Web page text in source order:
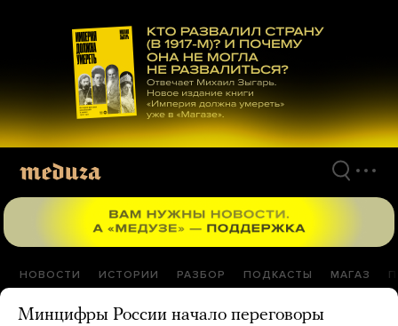
материалам
НОВОСТИ ИСТОРИИ РАЗБОР ПОДКАСТЫ МАГАЗ
Минцифры России начало переговоры